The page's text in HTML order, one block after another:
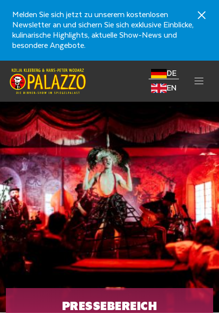
Melden Sie sich jetzt zu unserem kostenlosen
Newsletter an und sichern Sie sich exklusive Einblicke,
kulinarische Highlights, aktuelle Show-News und
besondere Angebote.
DE
EN
PRESSEBEREICH